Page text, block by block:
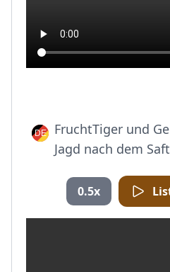
FruchtTiger und
Jagd nach dem
0.5x